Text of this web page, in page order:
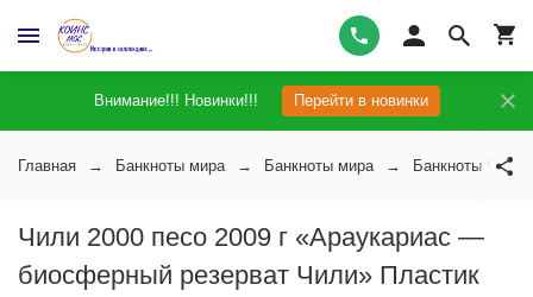
Внимание!!! Новинки!!! Перейти в новинки
Главная Банкноты мира Банкноты мира Банкноты Чили
Чили 2000 песо 2009 г «Араукариас —
биосферный резерват Чили» Пластик